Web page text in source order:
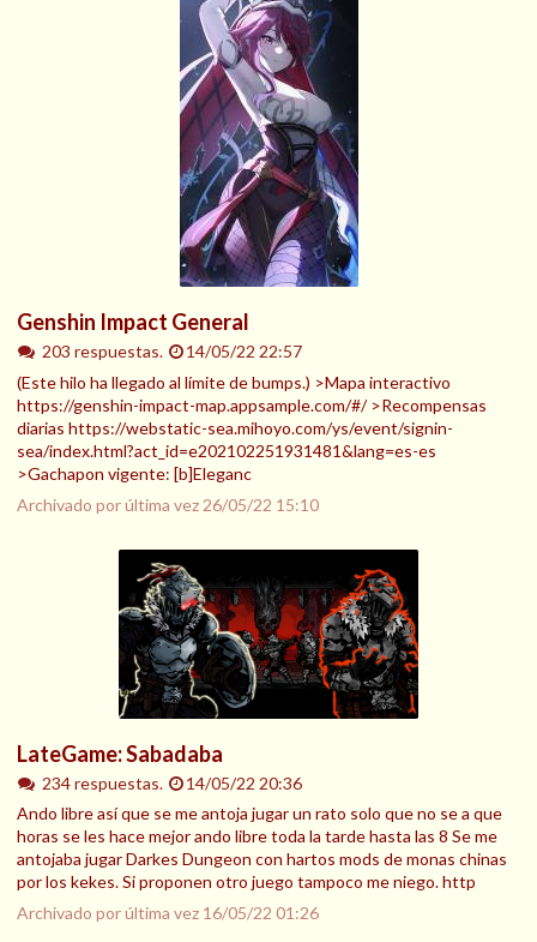
Genshin Impact General
203 respuestas.
14/05/22 22:57
(Este hilo ha llegado al límite de bumps.) >Mapa interactivo
https://genshin-impact-map.appsample.com/#/ >Recompensas
diarias https://webstatic-sea.mihoyo.com/ys/event/signin-
sea/index.html?act_id=e202102251931481&lang=es-es
>Gachapon vigente: [b]Eleganc
Archivado por última vez 26/05/22 15:10
LateGame: Sabadaba
234 respuestas.
14/05/22 20:36
Ando libre así que se me antoja jugar un rato solo que no se a que
horas se les hace mejor ando libre toda la tarde hasta las 8 Se me
antojaba jugar Darkes Dungeon con hartos mods de monas chinas
por los kekes. Si proponen otro juego tampoco me niego. http
Archivado por última vez 16/05/22 01:26